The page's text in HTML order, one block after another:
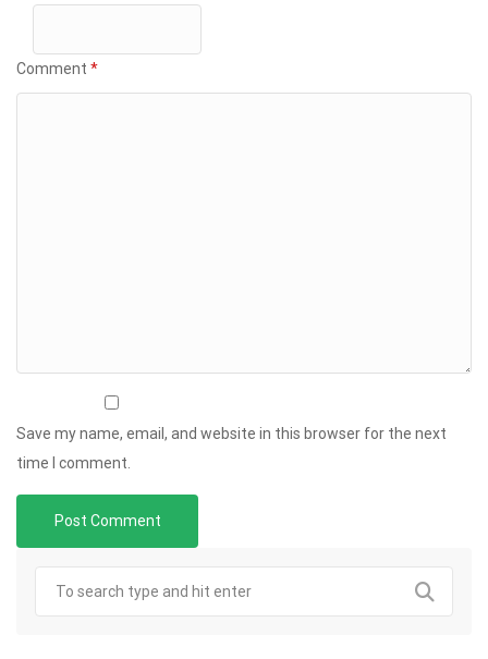
Comment *
Save my name, email, and website in this browser for the next
time I comment.